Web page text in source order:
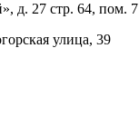
д. 27 стр. 64, пом. 7
улица, 39